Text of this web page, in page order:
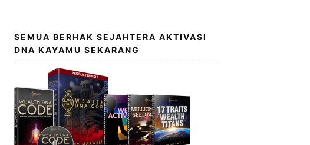
SEMUA BERHAK SEJAHTERA AKTIVASI
DNA KAYAMU SEKARANG